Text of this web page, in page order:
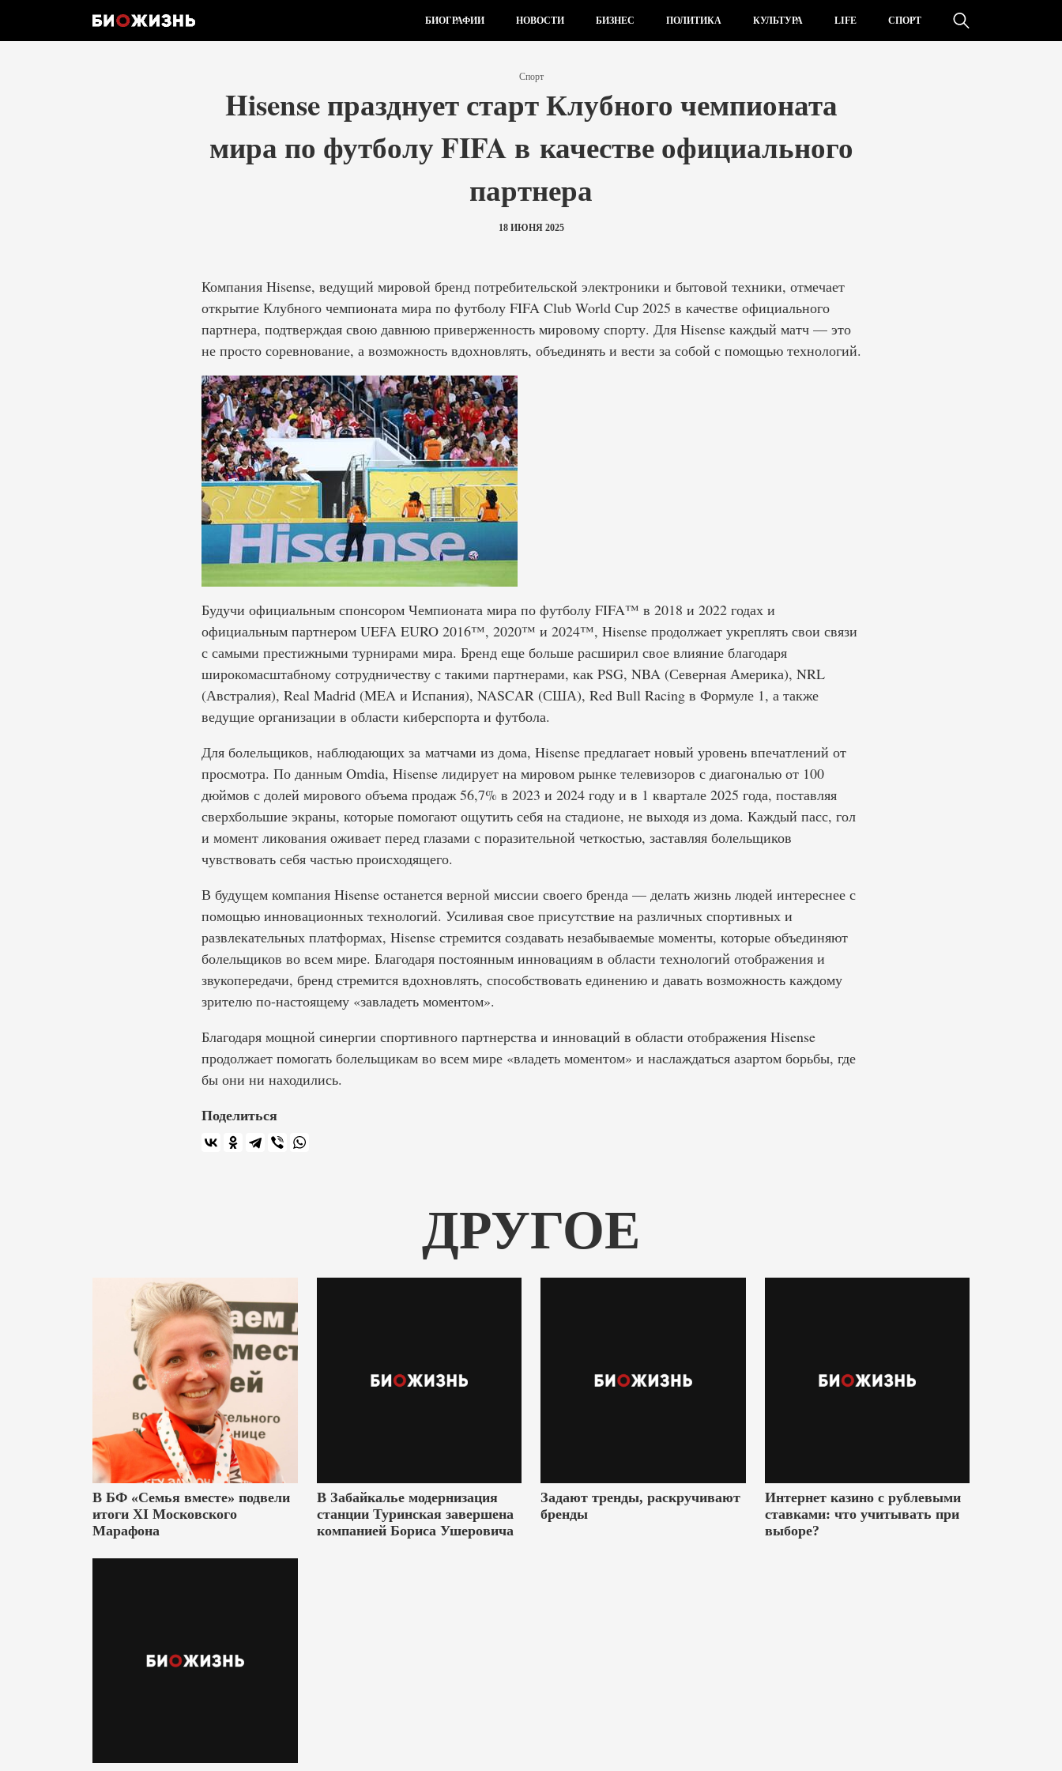
БИОГРАФИИ НОВОСТИ БИЗНЕС ПОЛИТИКА КУЛЬТУРА LIFE СПОРТ
Спорт
Hisense празднует старт Клубного чемпионата
мира по футболу FIFA в качестве официального
партнера
18 ИЮНЯ 2025
Компания Hisense, ведущий мировой бренд потребительской электроники и бытовой техники, отмечает
открытие Клубного чемпионата мира по футболу FIFA Club World Cup 2025 в качестве официального
партнера, подтверждая свою давнюю приверженность мировому спорту. Для Hisense каждый матч — это
не просто соревнование, а возможность вдохновлять, объединять и вести за собой с помощью технологий.
Будучи официальным спонсором Чемпионата мира по футболу FIFA™ в 2018 и 2022 годах и
официальным партнером UEFA EURO 2016™, 2020™ и 2024™, Hisense продолжает укреплять свои связи
с самыми престижными турнирами мира. Бренд еще больше расширил свое влияние благодаря
широкомасштабному сотрудничеству с такими партнерами, как PSG, NBA (Северная Америка), NRL
(Австралия), Real Madrid (MEA и Испания), NASCAR (США), Red Bull Racing в Формуле 1, а также
ведущие организации в области киберспорта и футбола.
Для болельщиков, наблюдающих за матчами из дома, Hisense предлагает новый уровень впечатлений от
просмотра. По данным Omdia, Hisense лидирует на мировом рынке телевизоров с диагональю от 100
дюймов с долей мирового объема продаж 56,7% в 2023 и 2024 году и в 1 квартале 2025 года, поставляя
сверхбольшие экраны, которые помогают ощутить себя на стадионе, не выходя из дома. Каждый пасс, гол
и момент ликования оживает перед глазами с поразительной четкостью, заставляя болельщиков
чувствовать себя частью происходящего.
В будущем компания Hisense останется верной миссии своего бренда — делать жизнь людей интереснее с
помощью инновационных технологий. Усиливая свое присутствие на различных спортивных и
развлекательных платформах, Hisense стремится создавать незабываемые моменты, которые объединяют
болельщиков во всем мире. Благодаря постоянным инновациям в области технологий отображения и
звукопередачи, бренд стремится вдохновлять, способствовать единению и давать возможность каждому
зрителю по-настоящему «завладеть моментом».
Благодаря мощной синергии спортивного партнерства и инноваций в области отображения Hisense
продолжает помогать болельщикам во всем мире «владеть моментом» и наслаждаться азартом борьбы, где
бы они ни находились.
Поделиться
ДРУГОЕ
В БФ «Семья вместе» подвели
итоги XI Московского
Марафона
В Забайкалье модернизация
станции Туринская завершена
компанией Бориса Ушеровича
Задают тренды, раскручивают
бренды
Интернет казино с рублевыми
ставками: что учитывать при
выборе?